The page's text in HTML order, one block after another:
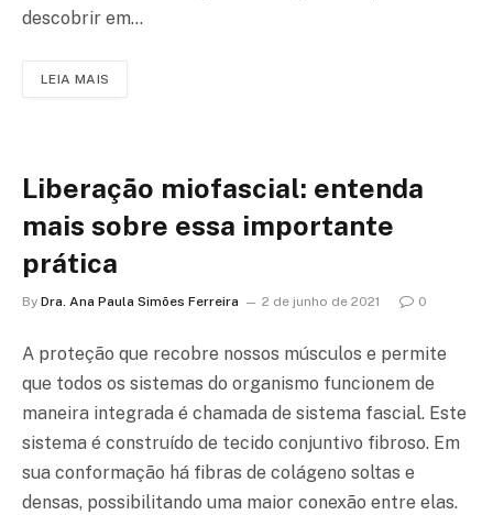
descobrir em…
LEIA MAIS
Liberação miofascial: entenda
mais sobre essa importante
prática
By Dra. Ana Paula Simões Ferreira 2 de junho de 2021 0
A proteção que recobre nossos músculos e permite
que todos os sistemas do organismo funcionem de
maneira integrada é chamada de sistema fascial. Este
sistema é construído de tecido conjuntivo fibroso. Em
sua conformação há fibras de colágeno soltas e
densas, possibilitando uma maior conexão entre elas.